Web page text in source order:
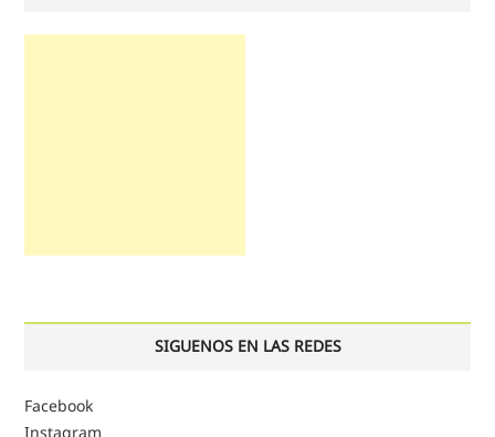
SIGUENOS EN LAS REDES
Facebook
Instagram